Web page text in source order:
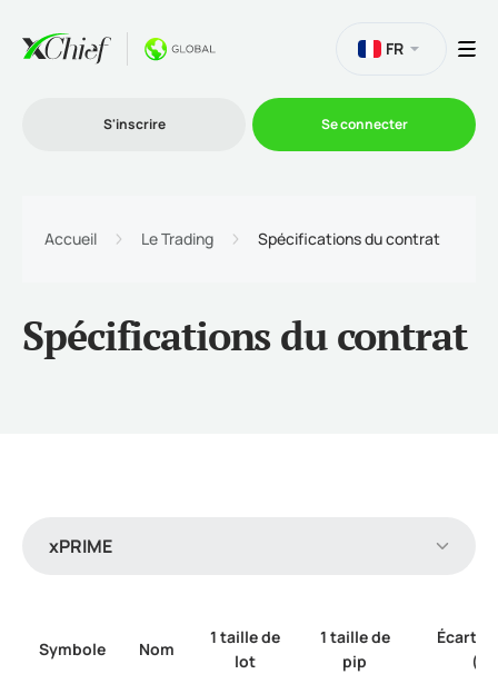
Promotions
FR
S'inscrire Se connecter
Accueil Le Trading Spécifications du contrat
Spécifications du contrat
xPRIME
Symbole Nom
1 taille de
lot
1 taille de
pip
Écart